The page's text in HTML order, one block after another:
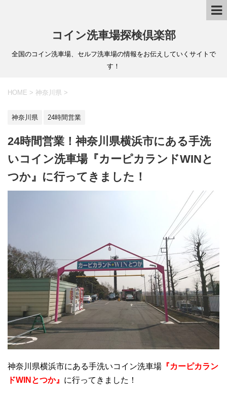
コイン洗車場探検倶楽部
全国のコイン洗車場、セルフ洗車場の情報をお伝えしていくサイトで
す！
HOME > 神奈川県 >
神奈川県 24時間営業
24時間営業！神奈川県横浜市にある手洗
いコイン洗車場『カーピカランドWINと
つか』に行ってきました！
神奈川県横浜市にある手洗いコイン洗車場 『カーピカラン
ドWINとつか』 に行ってきました！